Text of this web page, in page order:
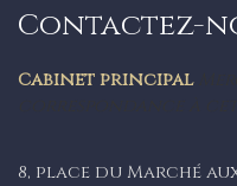
Contactez-
Cabinet principal
8, place du Marché